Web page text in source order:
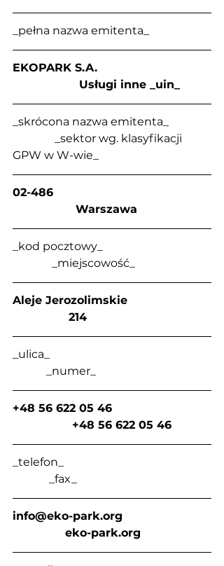
_pełna nazwa emitenta_
EKOPARK S.A.
                   Usługi inne _uin_
_skrócona nazwa emitenta_
               _sektor wg. klasyfikacji
GPW w W-wie_
02-486
                  Warszawa
_kod pocztowy_
              _miejscowość_
Aleje Jerozolimskie
                214
_ulica_
            _numer_
+48 56 622 05 46
                 +48 56 622 05 46
_telefon_
             _fax_
info@eko-park.org
eko-park.org